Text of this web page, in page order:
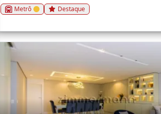
Metrô Destaque